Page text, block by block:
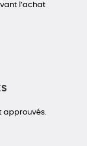
l’achat
approuvés.